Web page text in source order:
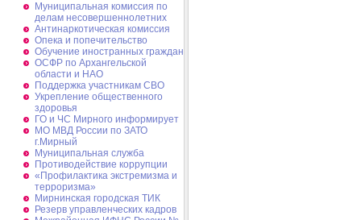
Муниципальная комиссия по
делам несовершеннолетних
Антинаркотическая комиссия
Опека и попечительство
Обучение иностранных граждан
ОСФР по Архангельской
области и НАО
Поддержка участникам СВО
Укрепление общественного
здоровья
ГО и ЧС Мирного информирует
МО МВД России по ЗАТО
г.Мирный
Муниципальная cлужба
Противодействие коррупции
«Профилактика экстремизма и
терроризма»
Мирнинская городская ТИК
Резерв управленческих кадров